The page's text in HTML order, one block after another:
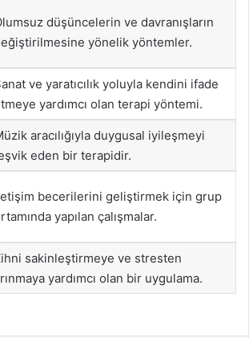
düşüncelerin ve davranışların
yönelik yöntemler.
ve yaratıcılık yoluyla kendini ifade
yardımcı olan terapi yöntemi.
aracılığıyla duygusal iyileşmeyi
eden bir terapidir.
becerilerini geliştirmek için grup
yapılan çalışmalar.
sakinleştirmeye ve stresten
yardımcı olan bir uygulama.